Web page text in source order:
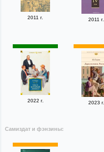
2011 г. 2011 г.
2022 г. 2023 г.
Самиздат и фэнзины: